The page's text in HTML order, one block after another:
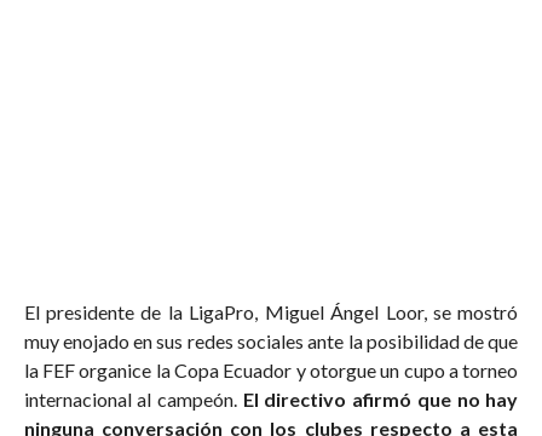
El presidente de la LigaPro, Miguel Ángel Loor, se mostró
muy enojado en sus redes sociales ante la posibilidad de que
la FEF organice la Copa Ecuador y otorgue un cupo a torneo
internacional al campeón.El directivo afirmó que no hay